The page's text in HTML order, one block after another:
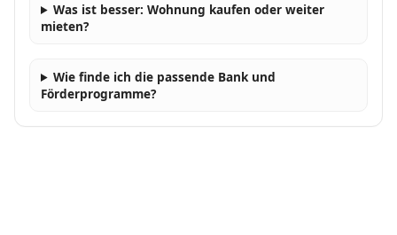
Was ist besser: Wohnung kaufen oder weiter
mieten?
Wie finde ich die passende Bank und
Förderprogramme?